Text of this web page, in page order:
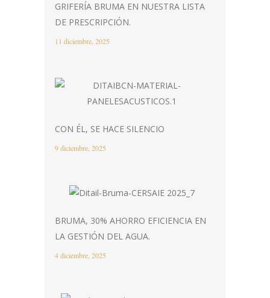
GRIFERÍA BRUMA EN NUESTRA LISTA
DE PRESCRIPCIÓN.
11 diciembre, 2025
CON ÉL, SE HACE SILENCIO
9 diciembre, 2025
BRUMA, 30% AHORRO EFICIENCIA EN
LA GESTIÓN DEL AGUA.
4 diciembre, 2025